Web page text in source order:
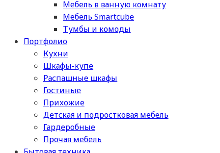
Мебель в ванную комнату
Мебель Smartcube
Тумбы и комоды
Портфолио
Кухни
Шкафы-купе
Распашные шкафы
Гостиные
Прихожие
Детская и подростковая мебель
Гардеробные
Прочая мебель